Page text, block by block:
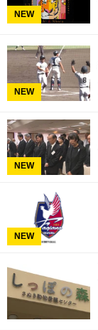
NEW
NEW
NEW
NEW